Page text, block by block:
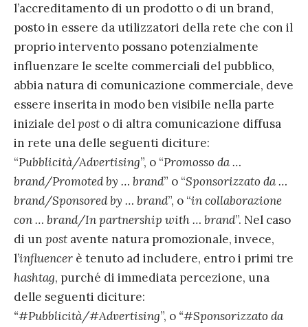
l’accreditamento di un prodotto o di un brand,
posto in essere da utilizzatori della rete che con il
proprio intervento possano potenzialmente
influenzare le scelte commerciali del pubblico,
abbia natura di comunicazione commerciale, deve
essere inserita in modo ben visibile nella parte
iniziale delpost o di altra comunicazione diffusa
in rete una delle seguenti diciture:
“Pubblicità/Advertising”, o “Promosso da …
brand/Promoted by … brand” o “Sponsorizzato da …
brand/Sponsored by … brand”, o “in collaborazione
con … brand/In partnership with … brand”. Nel caso
di un post avente natura promozionale, invece,
l’influencer è tenuto ad includere, entro i primi tre
hashtag, purché di immediata percezione, una
delle seguenti diciture:
“#Pubblicità/#Advertising”, o “#Sponsorizzato da